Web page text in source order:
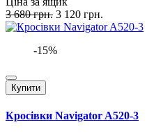
3 680 грн. 3 120 грн.
-15%
Купити
Кросівки Navigator A520-3